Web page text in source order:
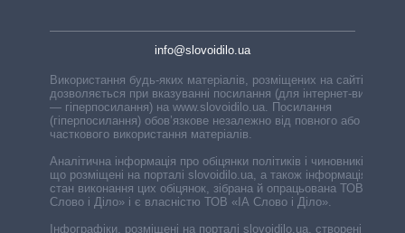
info@slovoidilo.ua
Використання будь-яких матеріалів, розміщених на сайті,
дозволяється при вказуванні посилання (для інтернет-видань
— гіперпосилання) на www.slovoidilo.ua. Посилання
(гіперпосилання) обов’язкове незалежно від повного або
часткового використання матеріалів.
Аналітична інформація про обіцянки політиків і чиновників,
що розміщені на порталі slovoidilo.ua, а також інформація про
стан виконання цих обіцянок, зібрана й опрацьована ТОВ «ІА
Слово і Діло» і є власністю ТОВ «ІА Слово і Діло».
Інфографіки, розміщені на порталі slovoidilo.ua, створені ГО